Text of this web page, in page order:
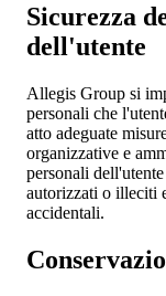
Sicurezza
dell'utente
Allegis Group si
personali che
atto adeguate
organizzative e
personali
autorizzati o illeciti
accidentali.